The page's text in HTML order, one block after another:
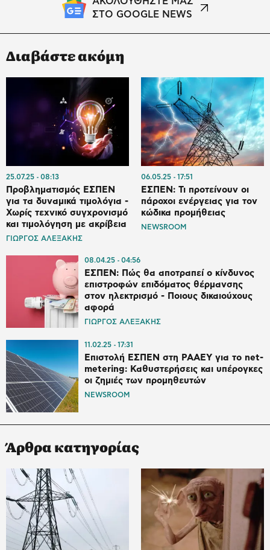
ΣΤΟ GOOGLE NEWS
Διαβάστε ακόμη
25.07.25 08:13
Προβληματισμός ΕΣΠΕΝ
για τα δυναμικά τιμολόγια -
Χωρίς τεχνικό συγχρονισμό
και τιμολόγηση με ακρίβεια
ΓΙΩΡΓΟΣ ΑΛΕΞΑΚΗΣ
06.05.25 17:51
ΕΣΠΕΝ: Τι προτείνουν οι
πάροχοι ενέργειας για τον
κώδικα προμήθειας
NEWSROOM
08.04.25 04:56
ΕΣΠΕΝ: Πώς θα αποτραπεί ο κίνδυνος
επιστροφών επιδόματος θέρμανσης
στον ηλεκτρισμό - Ποιους δικαιούχους
αφορά
ΓΙΩΡΓΟΣ ΑΛΕΞΑΚΗΣ
11.02.25 17:31
Επιστολή ΕΣΠΕΝ στη ΡΑΑΕΥ για το net-
metering: Καθυστερήσεις και υπέρογκες
οι ζημιές των προμηθευτών
NEWSROOM
Άρθρα κατηγορίας